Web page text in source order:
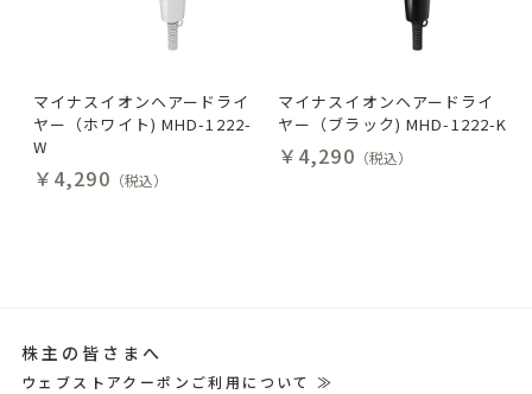
マイナスイオンヘアードライ
ヤー（ホワイト) MHD-1222-
W
￥4,290 （税込）
マイナスイオンヘアードライ
ヤー（ブラック) MHD-1222-K
￥4,290 （税込）
株主の皆さまへ
ウェブストアクーポンご利用について ≫